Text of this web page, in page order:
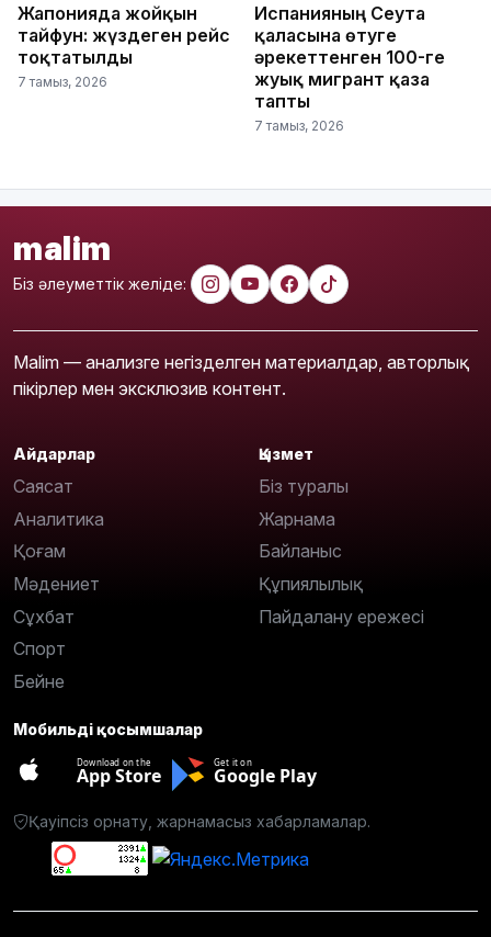
Жапонияда жойқын
тайфун: жүздеген рейс
тоқтатылды
7 тамыз, 2026
Испанияның Сеута
қаласына өтуге
әрекеттенген 100-ге
жуық мигрант қаза
тапты
7 тамыз, 2026
malim
Біз әлеуметтік желіде:
Malim — анализге негізделген материалдар, авторлық
пікірлер мен эксклюзив контент.
Айдарлар
Саясат
Аналитика
Қоғам
Мәдениет
Сұхбат
Спорт
Бейне
Қызмет
Біз туралы
Жарнама
Байланыс
Құпиялылық
Пайдалану ережесі
Мобильді қосымшалар
Download on the
App Store
Get it on
Google Play
Қауіпсіз орнату, жарнамасыз хабарламалар.